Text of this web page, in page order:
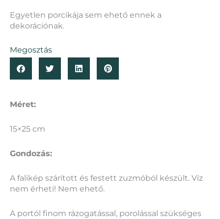
Méret:
15×25 cm
Gondozás:
A falikép szárított és festett zuzmóból készült. Víz
nem érheti! Nem ehető.
A portól finom rázogatással, porolással szükséges
Egyetlen porcikája sem ehető ennek a
dekorációnak.
Megosztás